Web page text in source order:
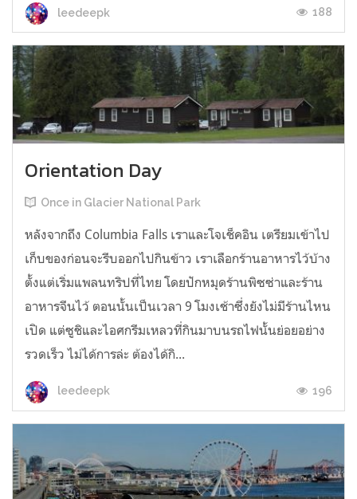
leedeepk 188
Orientation Day
Once in Glacier National Park
หลังจากถึง Columbia Falls เราและโจเช็คอิน เตรียมเข้าไป
เก็บของก่อนจะรีบออกไปกินข้าว เราเลือกร้านอาหารไว้บ้าง
ตั้งแต่เริ่มแพลนทริปที่ไทย โดยปักหมุดร้านพิซซ่าและร้าน
อาหารจีนไว้ ตอนนั้นเป็นเวลา 9 โมงเช้าซึ่งยังไม่มีร้านไหน
เปิด แต่ซูชิและไอศกรีมเหลวที่กินมาบนรถไฟนั้นย่อยอย่าง
รวดเร็ว ไม่ได้การล่ะ ต้องได้กิ...
leedeepk 196